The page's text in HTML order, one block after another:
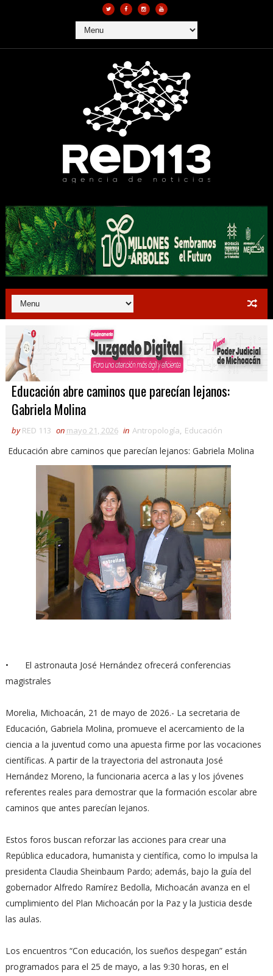
Educación abre caminos que parecían lejanos:
Gabriela Molina
by RED 113 on mayo 21, 2026 in Antropología, Educación
Educación abre caminos que parecían lejanos: Gabriela Molina
•
El astronauta José Hernández ofrecerá conferencias
magistrales
Morelia, Michoacán, 21 de mayo de 2026.- La secretaria de
Educación, Gabriela Molina, promueve el acercamiento de la
ciencia a la juventud como una apuesta firme por las vocaciones
científicas. A partir de la trayectoria del astronauta José
Hernández Moreno, la funcionaria acerca a las y los jóvenes
referentes reales para demostrar que la formación escolar abre
caminos que antes parecían lejanos.
Estos foros buscan reforzar las acciones para crear una
República educadora, humanista y científica, como lo impulsa la
presidenta Claudia Sheinbaum Pardo; además, bajo la guía del
gobernador Alfredo Ramírez Bedolla, Michoacán avanza en el
cumplimiento del Plan Michoacán por la Paz y la Justicia desde
las aulas.
Los encuentros “Con educación, los sueños despegan” están
programados para el 25 de mayo, a las 9:30 horas, en el